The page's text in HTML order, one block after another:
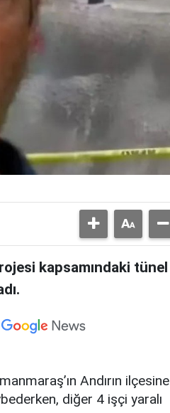
kapsamındaki tünel
Andırın ilçesine
diğer 4 işçi yaralı